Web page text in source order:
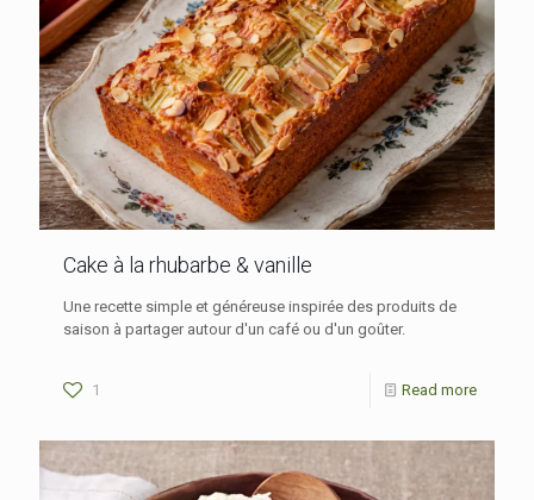
Cake à la rhubarbe & vanille
Une recette simple et généreuse inspirée des produits de
saison à partager autour d'un café ou d'un goûter.
1 Read more